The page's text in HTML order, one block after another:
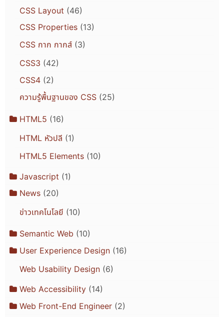
CSS Layout (46)
CSS Properties(13)
CSS กาก กากส์(3)
CSS3 (42)
CSS4(2)
ความรู้พื้นฐานของ CSS(25)
HTML5 (16)
HTML หัวปลี (1)
HTML5 Elements(10)
Javascript (1)
News(20)
ข่าวเทคโนโลยี (10)
Semantic Web (10)
User Experience Design(16)
Web Usability Design(6)
Web Accessibility(14)
Web Front-End Engineer(2)